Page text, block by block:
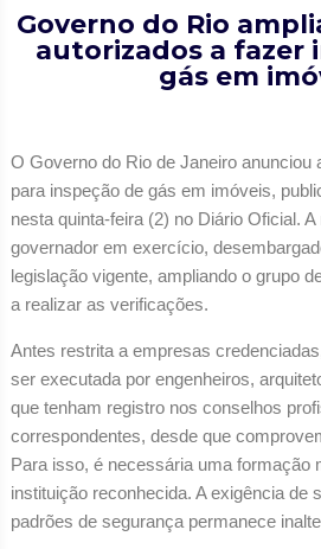
Governo do Rio
autorizados a fazer
gás em
O Governo do Rio de Janeiro anunciou
para inspeção de gás em imóveis,
nesta quinta-feira (2) no Diário Oficial.
governador em exercício,
legislação vigente, ampliando o grupo
a realizar as verificações.
Antes restrita a empresas
ser executada por engenheiros,
que tenham registro nos conselhos
correspondentes, desde que
Para isso, é necessária uma formação
instituição reconhecida. A exigência de
padrões de segurança permanece